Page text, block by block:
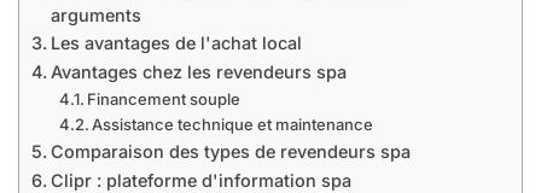
arguments
Les avantages de l'achat local
Avantages chez les revendeurs spa
Financement souple
Assistance technique et maintenance
Comparaison des types de revendeurs spa
Clipr : plateforme d'information spa